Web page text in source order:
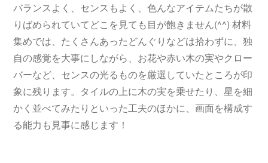
バランスよく、センスもよく、色んなアイテムたちが散
りばめられていてどこを見ても目が飽きません(^^) 材料
集めでは、たくさんあったどんぐりなどは拾わずに、独
自の感覚を大事にしながら、お花や赤い木の実やクロー
バーなど、センスの光るものを厳選していたところが印
象に残ります。タイルの上に木の実を乗せたり、星を細
かく並べてみたりといった工夫のほかに、画面を構成す
る能力も見事に感じます！